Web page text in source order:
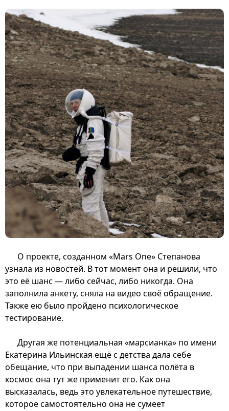
О проекте, созданном «Mars One» Степанова
узнала из новостей. В тот момент она и решили, что
это её шанс — либо сейчас, либо никогда. Она
заполнила анкету, сняла на видео своё обращение.
Также ею было пройдено психологическое
тестирование.
Другая же потенциальная «марсианка» по имени
Екатерина Ильинская ещё с детства дала себе
обещание, что при выпадении шанса полёта в
космос она тут же применит его. Как она
высказалась, ведь это увлекательное путешествие,
которое самостоятельно она не сумеет